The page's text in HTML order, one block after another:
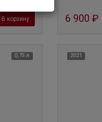
В корзину 6 900
0,75 л 2021